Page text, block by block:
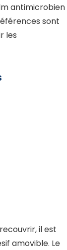
antimicrobien
sont
les
il est
amovible. Le